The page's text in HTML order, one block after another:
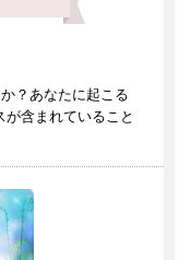
？あなたに起こる
含まれていること